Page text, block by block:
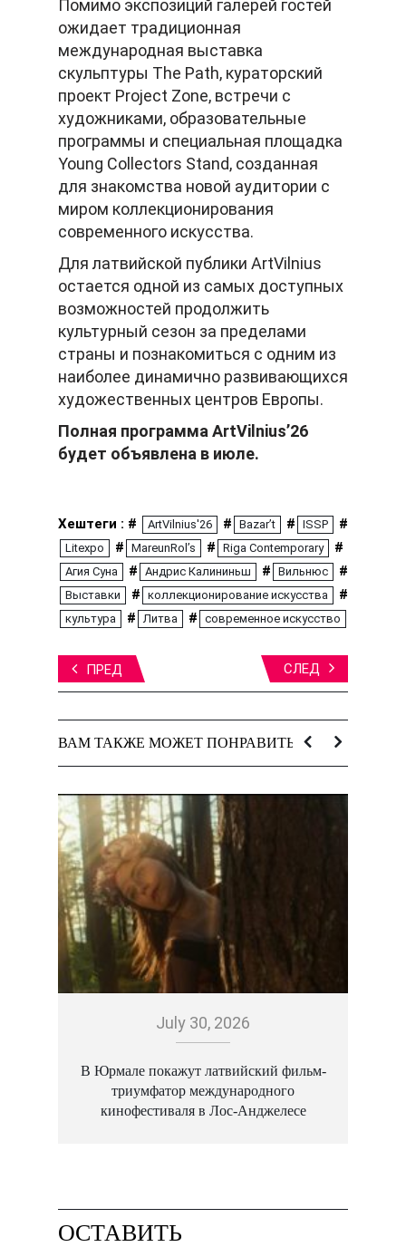
Помимо экспозиций галерей гостей
ожидает традиционная
международная выставка
скульптуры The Path, кураторский
проект Project Zone, встречи с
художниками, образовательные
программы и специальная площадка
Young Collectors Stand, созданная
для знакомства новой аудитории с
миром коллекционирования
современного искусства.
Для латвийской публики ArtVilnius
остается одной из самых доступных
возможностей продолжить
культурный сезон за пределами
страны и познакомиться с одним из
наиболее динамично развивающихся
художественных центров Европы.
Полная программа ArtVilnius’26
будет объявлена в июле.
Хештеги : # ArtVilnius'26 # Bazar’t # ISSP #
Litexpo # MareunRol’s # Riga Contemporary #
Агия Суна # Андрис Калининьш # Вильнюс #
Выставки # коллекционирование искусства #
культура # Литва # современное искусство
ПРЕД СЛЕД
ВАМ ТАКЖЕ МОЖЕТ ПОНРАВИТЬСЯ:
July 30, 2026
В Юрмале покажут латвийский фильм-
триумфатор международного
кинофестиваля в Лос-Анджелесе
ОСТАВИТЬ